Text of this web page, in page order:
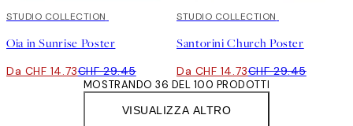
50%*
STUDIO COLLECTION
Oia in Sunrise Poster
Da CHF 14.73CHF 29.45
50%*
STUDIO COLLECTION
Santorini Church Poster
Da CHF 14.73CHF 29.45
VISUALIZZA ALTRO
MOSTRANDO 36 DEL 100 PRODOTTI